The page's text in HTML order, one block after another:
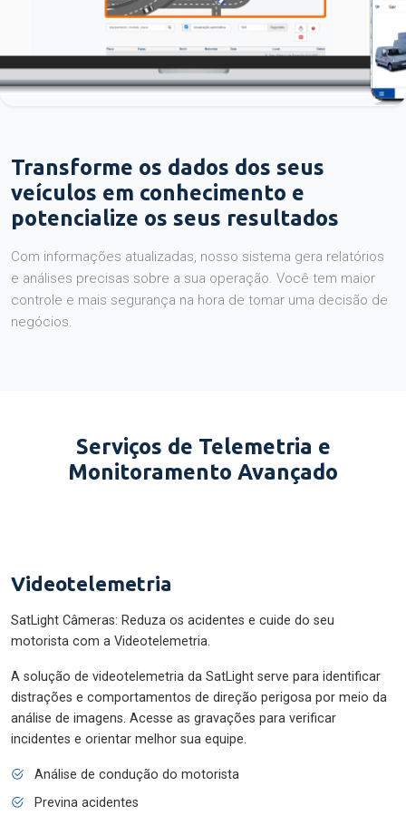
Transforme os dados dos seus
veículos em conhecimento e
potencialize os seus resultados
Com informações atualizadas, nosso sistema gera relatórios
e análises precisas sobre a sua operação. Você tem maior
controle e mais segurança na hora de tomar uma decisão de
negócios.
Serviços de Telemetria e
Monitoramento Avançado
Videotelemetria
SatLight Câmeras: Reduza os acidentes e cuide do seu
motorista com a Videotelemetria.
A solução de videotelemetria da SatLight serve para identificar
distrações e comportamentos de direção perigosa por meio da
análise de imagens. Acesse as gravações para verificar
incidentes e orientar melhor sua equipe.
Análise de condução do motorista
Previna acidentes